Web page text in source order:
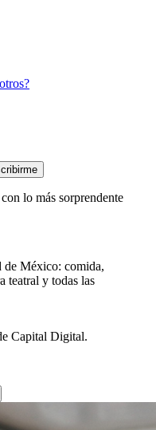
lo más sorprendente
de México: comida,
teatral y todas las
Capital Digital.